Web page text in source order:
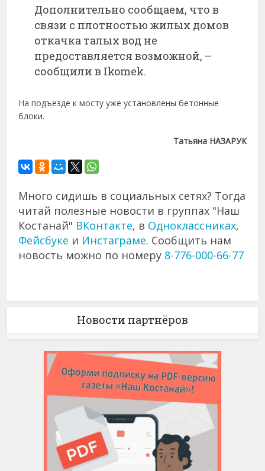
Дополнительно сообщаем, что в
связи с плотностью жилых домов
откачка талых вод не
предоставляется возможной, –
сообщили в Ikomek.
На подъезде к мосту уже установлены бетонные
блоки.
Татьяна НАЗАРУК
Много сидишь в социальных сетях? Тогда
читай полезные новости в группах "Наш
Костанай" ВКонтакте, в Одноклассниках,
Фейсбуке и Инстаграме. Сообщить нам
новость можно по номеру 8-776-000-66-77
Новости партнёров